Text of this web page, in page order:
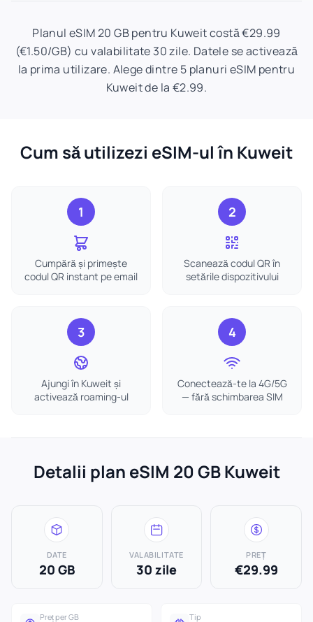
Planul eSIM 20 GB pentru Kuweit costă €29.99
(€1.50/GB) cu valabilitate 30 zile. Datele se activează
la prima utilizare. Alege dintre 5 planuri eSIM pentru
Kuweit de la €2.99.
Cum să utilizezi eSIM-ul în Kuweit
1
Cumpără și primește
codul QR instant pe email
2
Scanează codul QR în
setările dispozitivului
3
Ajungi în Kuweit și
activează roaming-ul
4
Conectează-te la 4G/5G
— fără schimbarea SIM
Detalii plan eSIM 20 GB Kuweit
DATE
20 GB
VALABILITATE
30 zile
PREȚ
€29.99
Preț per GB Tip